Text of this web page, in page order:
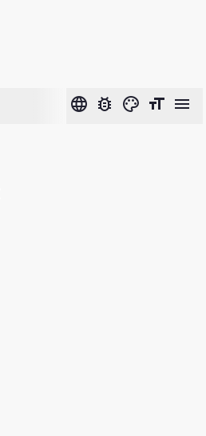
language bug_report color_lens format_size menu